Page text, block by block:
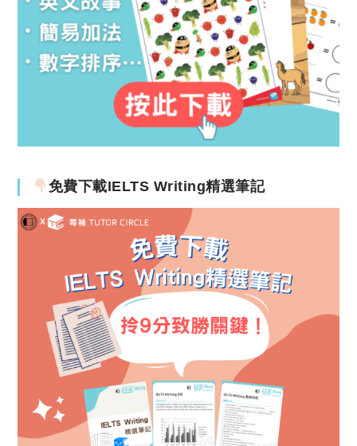
免費下載IELTS Writing精選筆記